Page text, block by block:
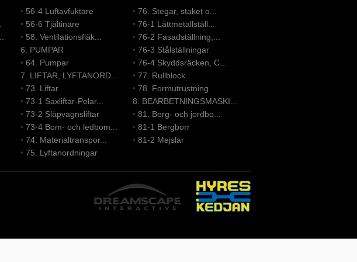
• 56-4 Luftavfuktare
• 56-6 Tjältinare
• 58. Ventilationsfläk...
6. PUMPAR
• 64. Pumpar
7. LIFTAR, LYFTANORD...
• 73. Liftar
• 73-1 Saxliftar-Pelar...
• 73-2 Släpvagnsliftar
• 73-4 Bom- och ledbom...
• 74. Materialtranspor...
• 75. Lyftanordningar
• 76. Stegar, staket o...
• 76-1 Lättmetallställ...
• 76-2 Fasadställning,...
• 76-3 Stålställningar
• 76-4 Skyddsräcken, C...
• 77. Rullblock
• 78. Formutrustning
8. BEARBETNINGSMASKI...
• 81. Berg- och jordbo...
• 81-1 Bergborr
• 81-2 Mejslar